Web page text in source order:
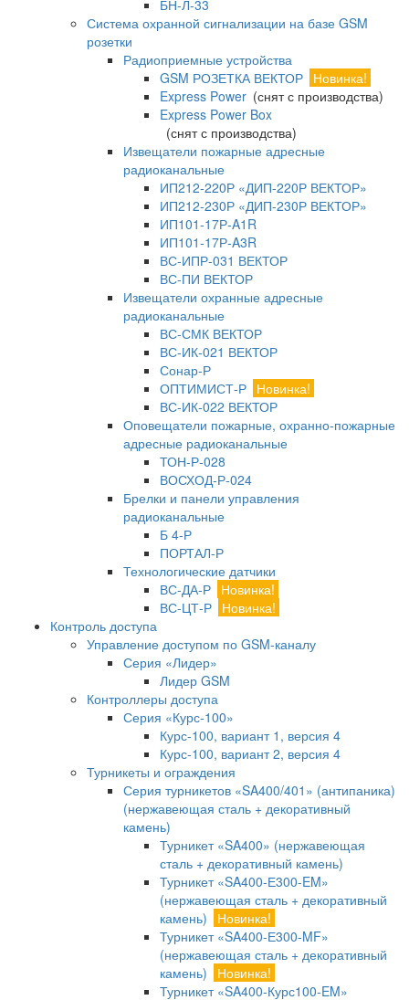
БН-Л-33
Система охранной сигнализации на базе GSM
розетки
Радиоприемные устройства
GSM РОЗЕТКА ВЕКТОР Новинка!
Express Power (снят с производства)
Express Power Box
(снят с производства)
Извещатели пожарные адресные
радиоканальные
ИП212-220Р «ДИП-220Р ВЕКТОР»
ИП212-230Р «ДИП-230Р ВЕКТОР»
ИП101-17Р-A1R
ИП101-17Р-A3R
ВС-ИПР-031 ВЕКТОР
ВС-ПИ ВЕКТОР
Извещатели охранные адресные
радиоканальные
ВС-СМК ВЕКТОР
ВС-ИК-021 ВЕКТОР
Сонар-Р
ОПТИМИСТ-Р Новинка!
ВС-ИК-022 ВЕКТОР
Оповещатели пожарные, охранно-пожарные
адресные радиоканальные
ТОН-Р-028
ВОСХОД-Р-024
Брелки и панели управления
радиоканальные
Б 4-Р
ПОРТАЛ-Р
Технологические датчики
ВС-ДА-Р Новинка!
ВС-ЦТ-Р Новинка!
Контроль доступа
Управление доступом по GSM-каналу
Серия «Лидер»
Лидер GSM
Контроллеры доступа
Серия «Курс-100»
Курс-100, вариант 1, версия 4
Курс-100, вариант 2, версия 4
Турникеты и ограждения
Серия турникетов «SA400/401» (антипаника)
(нержавеющая сталь + декоративный
камень)
Турникет «SA400» (нержавеющая
сталь + декоративный камень)
Турникет «SA400-Е300-EM»
(нержавеющая сталь + декоративный
камень)
Новинка!
Турникет «SA400-Е300-MF»
(нержавеющая сталь + декоративный
камень)
Новинка!
Турникет «SA400-Курс100-EM»